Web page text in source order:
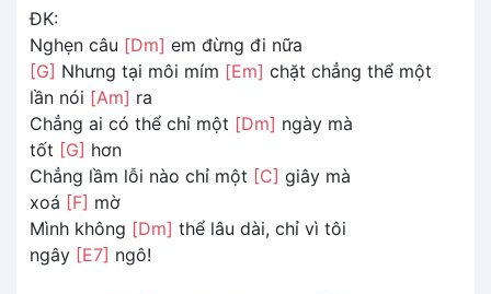
ĐK:
Nghẹn câu [Dm] em đừng đi nữa
[G] Nhưng tại môi mím [Em] chặt chẳng thể một
lần nói [Am] ra
Chẳng ai có thể chỉ một [Dm] ngày mà
tốt [G] hơn
Chẳng lầm lỗi nào chỉ một [C] giây mà
xoá [F] mờ
Mình không [Dm] thể lâu dài, chỉ vì tôi
ngây [E7] ngô!